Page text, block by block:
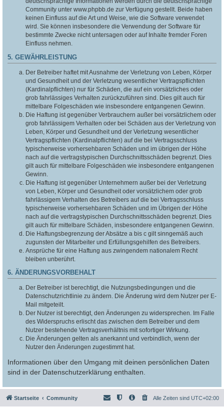
Community unter www.phpbb.de zur Verfügung gestellt. Beide haben
keinen Einfluss auf die Art und Weise, wie die Software verwendet
wird. Sie können insbesondere die Verwendung der Software für
bestimmte Zwecke nicht untersagen oder auf Inhalte fremder Foren
Einfluss nehmen.
5. GEWÄHRLEISTUNG
Der Betreiber haftet mit Ausnahme der Verletzung von Leben, Körper
und Gesundheit und der Verletzung wesentlicher Vertragspflichten
(Kardinalpflichten) nur für Schäden, die auf ein vorsätzliches oder
grob fahrlässiges Verhalten zurückzuführen sind. Dies gilt auch für
mittelbare Folgeschäden wie insbesondere entgangenen Gewinn.
Die Haftung ist gegenüber Verbrauchern außer bei vorsätzlichem oder
grob fahrlässigem Verhalten oder bei Schäden aus der Verletzung von
Leben, Körper und Gesundheit und der Verletzung wesentlicher
Vertragspflichten (Kardinalpflichten) auf die bei Vertragsschluss
typischerweise vorhersehbaren Schäden und im übrigen der Höhe
nach auf die vertragstypischen Durchschnittsschäden begrenzt. Dies
gilt auch für mittelbare Folgeschäden wie insbesondere entgangenen
Gewinn.
Die Haftung ist gegenüber Unternehmern außer bei der Verletzung
von Leben, Körper und Gesundheit oder vorsätzlichem oder grob
fahrlässigem Verhalten des Betreibers auf die bei Vertragsschluss
typischerweise vorhersehbaren Schäden und im Übrigen der Höhe
nach auf die vertragstypischen Durchschnittsschäden begrenzt. Dies
gilt auch für mittelbare Schäden, insbesondere entgangenen Gewinn.
Die Haftungsbegrenzung der Absätze a bis c gilt sinngemäß auch
zugunsten der Mitarbeiter und Erfüllungsgehilfen des Betreibers.
Ansprüche für eine Haftung aus zwingendem nationalem Recht
bleiben unberührt.
6. ÄNDERUNGSVORBEHALT
Der Betreiber ist berechtigt, die Nutzungsbedingungen und die
Datenschutzrichtlinie zu ändern. Die Änderung wird dem Nutzer per E-
Mail mitgeteilt.
Der Nutzer ist berechtigt, den Änderungen zu widersprechen. Im Falle
des Widerspruchs erlischt das zwischen dem Betreiber und dem
Nutzer bestehende Vertragsverhältnis mit sofortiger Wirkung.
Die Änderungen gelten als anerkannt und verbindlich, wenn der
Nutzer den Änderungen zugestimmt hat.
Informationen über den Umgang mit deinen persönlichen Daten
sind in der Datenschutzerklärung enthalten.
Startseite Community Alle Zeiten sind UTC+02:00